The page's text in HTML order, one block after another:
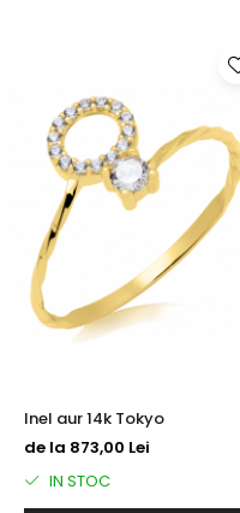
Inel aur 14k Tokyo
de la 873,00 Lei
IN STOC